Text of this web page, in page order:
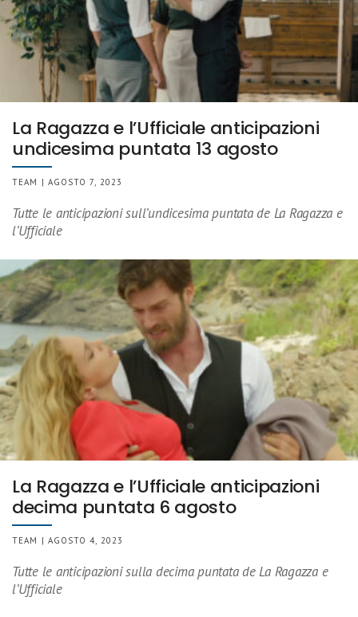
La Ragazza e l’Ufficiale anticipazioni
undicesima puntata 13 agosto
TEAM | AGOSTO 7, 2023
Tutte le anticipazioni sull’undicesima puntata de La Ragazza e
l’Ufficiale
La Ragazza e l’Ufficiale anticipazioni
decima puntata 6 agosto
TEAM | AGOSTO 4, 2023
Tutte le anticipazioni sulla decima puntata de La Ragazza e
l’Ufficiale